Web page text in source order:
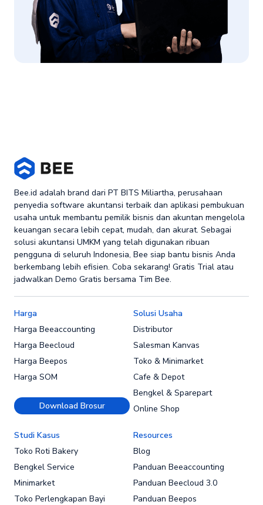
Bee.id adalah brand dari PT BITS Miliartha, perusahaan
penyedia software akuntansi terbaik dan aplikasi pembukuan
usaha untuk membantu pemilik bisnis dan akuntan mengelola
keuangan secara lebih cepat, mudah, dan akurat. Sebagai
solusi akuntansi UMKM yang telah digunakan ribuan
pengguna di seluruh Indonesia, Bee siap bantu bisnis Anda
berkembang lebih efisien. Coba sekarang! Gratis Trial atau
jadwalkan Demo Gratis bersama Tim Bee.
Harga
Harga Beeaccounting
Harga Beecloud
Harga Beepos
Harga SOM
Download Brosur
Solusi Usaha
Distributor
Salesman Kanvas
Toko & Minimarket
Cafe & Depot
Bengkel & Sparepart
Online Shop
Studi Kasus
Toko Roti Bakery
Bengkel Service
Minimarket
Toko Perlengkapan Bayi
Resources
Blog
Panduan Beeaccounting
Panduan Beecloud 3.0
Panduan Beepos